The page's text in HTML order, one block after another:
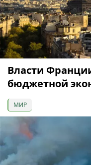
Власти
бюджетной
МИР